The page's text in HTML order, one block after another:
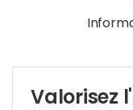
Valorisez